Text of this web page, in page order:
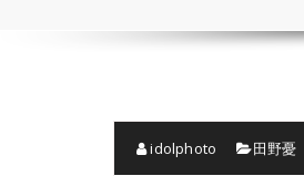
idolphoto 田野憂